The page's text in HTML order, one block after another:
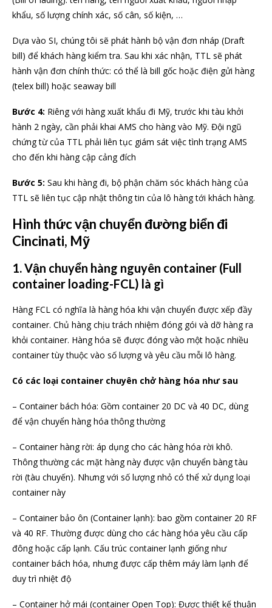
khẩu, số lượng chính xác, số cân, số kiện, …
Dựa vào SI, chúng tôi sẽ phát hành bộ vận đơn nháp (Draft
bill) để khách hàng kiểm tra. Sau khi xác nhận, TTL sẽ phát
hành vận đơn chính thức: có thể là bill gốc hoặc điện gửi hàng
(telex bill) hoặc seaway bill
Bước 4: Riêng với hàng xuất khẩu đi Mỹ, trước khi tàu khởi
hành 2 ngày, cần phải khai AMS cho hàng vào Mỹ. Đội ngũ
chứng từ của TTL phải liên tục giám sát việc tình trạng AMS
cho đến khi hàng cập cảng đích
Bước 5: Sau khi hàng đi, bộ phận chăm sóc khách hàng của
TTL sẽ liên tục cập nhật thông tin của lô hàng tới khách hàng.
Hình thức vận chuyển đường biển đi
Cincinati, Mỹ
1. Vận chuyển hàng nguyên container (Full
container loading-FCL) là gì
Hàng FCL có nghĩa là hàng hóa khi vận chuyển được xếp đầy
container. Chủ hàng chịu trách nhiệm đóng gói và dỡ hàng ra
khỏi container. Hàng hóa sẽ được đóng vào một hoặc nhiều
container tùy thuộc vào số lượng và yêu cầu mỗi lô hàng.
Có các loại container chuyên chở hàng hóa như sau
– Container bách hóa: Gồm container 20 DC và 40 DC, dùng
để vận chuyển hàng hóa thông thường
– Container hàng rời: áp dụng cho các hàng hóa rời khô.
Thông thường các mặt hàng này được vận chuyển bàng tàu
rời (tàu chuyến). Nhưng với số lượng nhỏ có thể xử dụng loại
container này
– Container bảo ôn (Container lạnh): bao gồm container 20 RF
và 40 RF. Thường được dùng cho các hàng hóa yêu cầu cấp
đông hoặc cấp lạnh. Cấu trúc container lạnh giống như
container bách hóa, nhưng được cấp thêm máy làm lạnh để
duy trì nhiệt độ
– Container hở mái (container Open Top): Được thiết kế thuận